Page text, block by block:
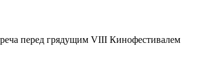
перед грядущим VIII Кинофестивалем